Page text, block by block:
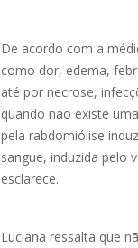
De acordo com a
como dor, edema,
até por necrose,
quando não existe
pela rabdomiólise
sangue, induzida pelo
esclarece.
Luciana ressalta que